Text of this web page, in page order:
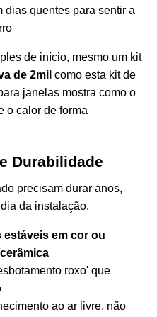
dias quentes para sentir a
de início, mesmo um kit
de 2mil como esta kit de
janelas mostra como o
o calor de forma
Durabilidade
precisam durar anos,
da instalação.
estáveis em cor ou
roxo' que
ao ar livre, não